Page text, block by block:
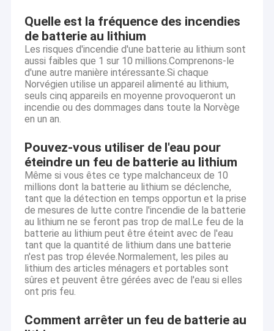
Maison
Produits
Au sujet de nous
Quelle est la fréquence des incendies
de batterie au lithium
Les risques d'incendie d'une batterie au lithium sont
aussi faibles que 1 sur 10 millions.Comprenons-le
d'une autre manière intéressante.Si chaque
Norvégien utilise un appareil alimenté au lithium,
seuls cinq appareils en moyenne provoqueront un
incendie ou des dommages dans toute la Norvège
en un an.
Pouvez-vous utiliser de l'eau pour
éteindre un feu de batterie au lithium
Même si vous êtes ce type malchanceux de 10
millions dont la batterie au lithium se déclenche,
tant que la détection en temps opportun et la prise
de mesures de lutte contre l'incendie de la batterie
au lithium ne se feront pas trop de mal.Le feu de la
batterie au lithium peut être éteint avec de l'eau
tant que la quantité de lithium dans une batterie
n'est pas trop élevée.Normalement, les piles au
lithium des articles ménagers et portables sont
sûres et peuvent être gérées avec de l'eau si elles
ont pris feu.
Comment arrêter un feu de batterie au
Jiazhou Fangyuan (Shenzhen) Energy Technology Co., Ltd. se
spécialise dans la recherche et développement et la production
des batteries au lithium, des paquets de batterie et des
énergie solaire, etc. La société a obtenu ISO9001, GV, l'ONU, kc,